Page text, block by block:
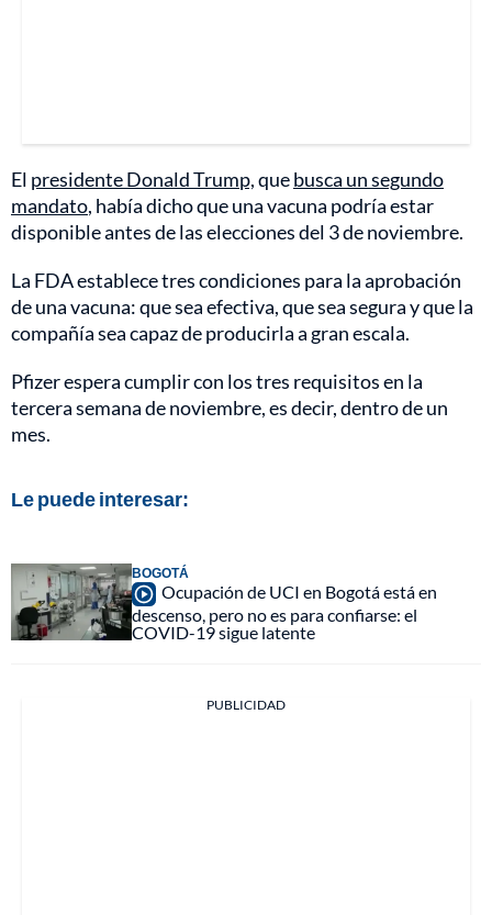
El presidente Donald Trump,quebusca un segundo
mandato, había dicho que una vacuna podría estar
disponible antes de las elecciones del 3 de noviembre.
La FDA establece tres condiciones para la aprobación
de una vacuna: que sea efectiva, que sea segura y que la
compañía sea capaz de producirla a gran escala.
Pfizer espera cumplir con los tres requisitos en la
tercera semana de noviembre, es decir, dentro de un
mes.
Le puede interesar:
BOGOTÁ
Ocupación de UCI en Bogotá está en
descenso, pero no es para confiarse: el
COVID-19 sigue latente
PUBLICIDAD